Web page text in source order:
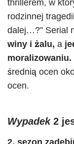
thrillerem, w
rodzinnej
dalej…?” Serial
winy i żalu, a
moralizowaniu.
średnią ocen
ocen.
Wypadek 2